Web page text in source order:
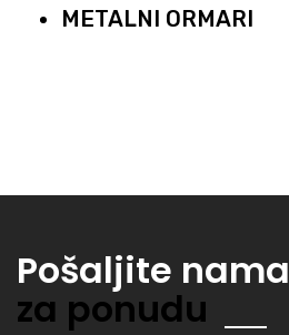
METALNI ORMARI
Pošaljite nama
za ponudu